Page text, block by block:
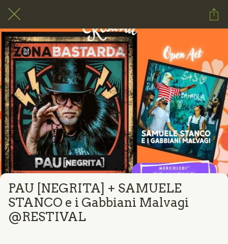
PAU [NEGRITA] + SAMUELE
STANCO e i Gabbiani Malvagi
@RESTIVAL